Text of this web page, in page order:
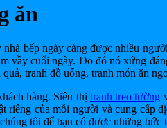
ăn
bếp ngày càng được nhiều
vầy cuối ngày. Do đó nó xứng
tranh đồ uống, tranh món ăn
hàng. Siêu thị tranh treo tường
riêng của mỗi người và cung cấp
tôi để bạn có được những bức